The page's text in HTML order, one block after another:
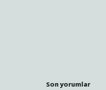
Son yorumlar